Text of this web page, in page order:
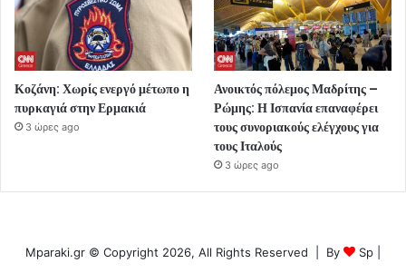
Κοζάνη: Χωρίς ενεργό μέτωπο η
πυρκαγιά στην Ερμακιά
3 ώρες ago
Ανοικτός πόλεμος Μαδρίτης –
Ρώμης: Η Ισπανία επαναφέρει
τους συνοριακούς ελέγχους για
τους Ιταλούς
3 ώρες ago
Mparaki.gr © Copyright 2026, All Rights Reserved | By Sp